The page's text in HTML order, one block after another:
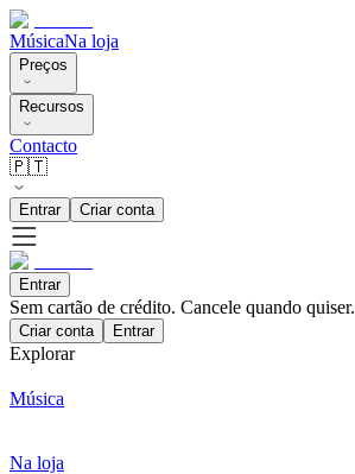
MúsicaNa loja
Preços
Recursos
Contacto
🇵🇹
Entrar Criar conta
Entrar
Sem cartão de crédito. Cancele quando quiser.
Criar conta Entrar
Explorar
Música
Na loja